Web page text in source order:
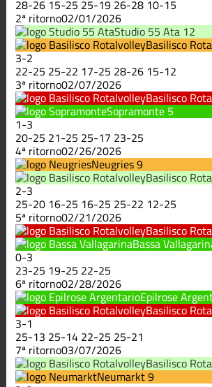
28-26 15-25 25-19 26-28 10-15
2ª ritorno02/01/2026
Studio 55 Ata 12
Basilisco
3-2
22-25 25-22 17-25 28-26 15-12
3ª ritorno02/07/2026
Basilisco
Sopramonte 5
1-3
20-25 21-25 25-17 23-25
4ª ritorno02/26/2026
Neugries9
Basilisco
2-3
25-20 16-25 16-25 25-22 12-25
5ª ritorno02/21/2026
Basilisco
Bassa
0-3
23-25 19-25 22-25
6ª ritorno02/28/2026
Epilrose
Basilisco
3-1
25-13 25-14 22-25 25-21
7ª ritorno03/07/2026
Basilisco
Neumarkt9